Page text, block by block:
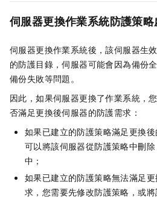
伺服器更換作業系統防護策
伺服器更換作業系統後，該伺服器生
的防護目錄，伺服器可能會因為備份
備份失敗等問題。
因此，如果伺服器更換了作業系統，
否滿足更換後伺服器的防護需求：
如果已建立的防護策略滿足更換
可以將該伺服器從防護策略中刪
中；
如果已建立的防護策略無法滿足
求，您需要先修改防護策略，或